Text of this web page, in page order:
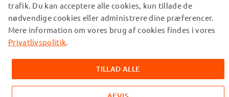
© subtel.dk 2026
Alle priser er inklusive moms og eksklusive
forsendelsesomkostninger. Bemærk venligst, at alle viste
ejere og er nævnt på vores websider udelukkende for at give
oplysninger om vores produkter.
trafik. Du kan acceptere alle cookies, kun tillade de
nødvendige cookies eller administrere dine præferencer.
Mere information om vores brug af cookies findes i vores
Privatlivspolitik.
TILLAD ALLE